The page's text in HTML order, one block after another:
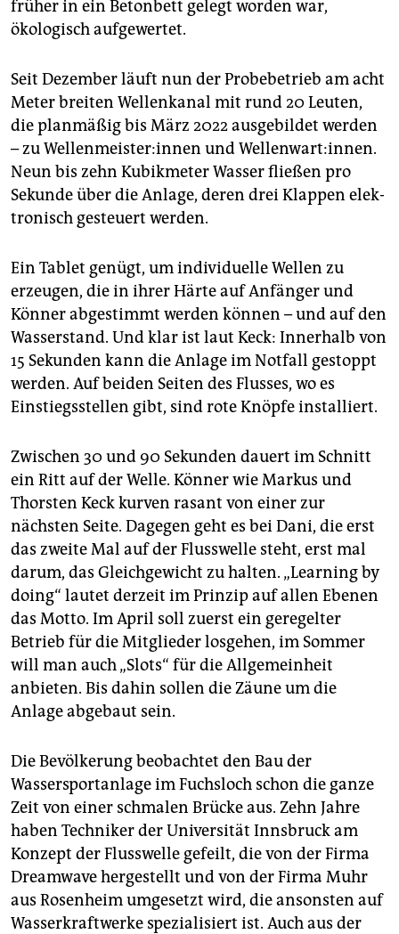
früher in ein Betonbett gelegt worden war,
ökologisch aufgewertet.
Seit Dezember läuft nun der Probebetrieb am acht
Meter breiten Wellenkanal mit rund 20 Leuten,
die planmäßig bis März 2022 ausgebildet werden
– zu Wel­len­meis­te­r:in­nen und Wel­len­wart:in­nen.
Neun bis zehn Kubikmeter Wasser fließen pro
Sekunde über die Anlage, deren drei Klappen elek­
tronisch gesteuert werden.
Ein Tablet genügt, um individuelle Wellen zu
erzeugen, die in ihrer Härte auf Anfänger und
Könner abgestimmt werden können – und auf den
Wasserstand. Und klar ist laut Keck: Innerhalb von
15 Sekunden kann die Anlage im Notfall gestoppt
werden. Auf beiden Seiten des Flusses, wo es
Einstiegsstellen gibt, sind rote Knöpfe installiert.
Zwischen 30 und 90 Sekunden dauert im Schnitt
ein Ritt auf der Welle. Könner wie Markus und
Thorsten Keck kurven rasant von einer zur
nächsten Seite. Dagegen geht es bei Dani, die erst
das zweite Mal auf der Flusswelle steht, erst mal
darum, das Gleichgewicht zu halten. „Learning by
doing“ lautet derzeit im Prinzip auf allen Ebenen
das Motto. Im April soll zuerst ein geregelter
Betrieb für die Mitglieder losgehen, im Sommer
will man auch „Slots“ für die Allgemeinheit
anbieten. Bis dahin sollen die Zäune um die
Anlage abgebaut sein.
Die Bevölkerung beobachtet den Bau der
Wassersportanlage im Fuchsloch schon die ganze
Zeit von einer schmalen Brücke aus. Zehn Jahre
haben Techniker der Universität Innsbruck am
Konzept der Flusswelle gefeilt, die von der Firma
Dreamwave hergestellt und von der Firma Muhr
aus Rosenheim umgesetzt wird, die ansonsten auf
Wasserkraftwerke spezialisiert ist. Auch aus der